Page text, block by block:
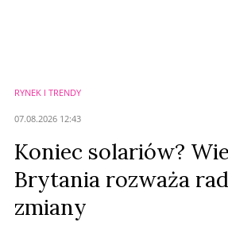
RYNEK I TRENDY
07.08.2026 12:43
Koniec solariów?
Brytania rozważa
zmiany